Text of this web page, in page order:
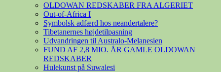
OLDOWAN REDSKABER FRA ALGERIET
Out-of-Africa I
Symbolsk adfærd hos neandertalere?
Tibetanernes højdetilpasning
Udvandringen til Australo-Melanesien
FUND AF 2,8 MIO. ÅR GAMLE OLDOWAN
REDSKABER
Hulekunst på Suwalesi